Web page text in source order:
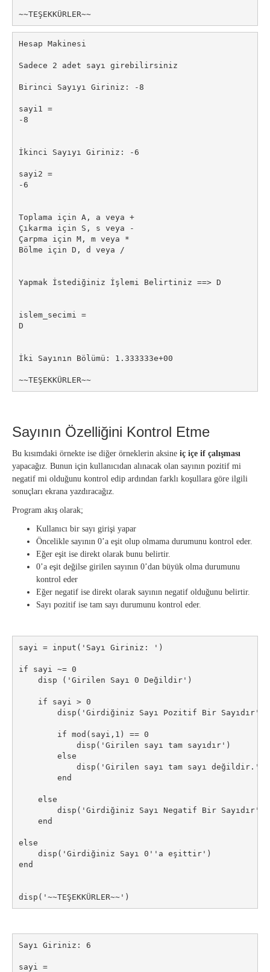
~~TEŞEKKÜRLER~~
Hesap Makinesi
Sadece 2 adet sayı girebilirsiniz
Birinci Sayıyı Giriniz: -8
sayi1 =
-8
İkinci Sayıyı Giriniz: -6
sayi2 =
-6
Toplama için A, a veya +
Çıkarma için S, s veya -
Çarpma için M, m veya *
Bölme için D, d veya /
Yapmak İstediğiniz İşlemi Belirtiniz ==> D
islem_secimi =
D
İki Sayının Bölümü: 1.333333e+00
~~TEŞEKKÜRLER~~
Sayının Özelliğini Kontrol Etme
Bu kısımdaki örnekte ise diğer örneklerin aksine iç içe if çalışması
yapacağız. Bunun için kullanıcıdan alınacak olan sayının pozitif mi
negatif mi olduğunu kontrol edip ardından farklı koşullara göre ilgili
sonuçları ekrana yazdıracağız.
Program akış olarak;
Kullanıcı bir sayı girişi yapar
Öncelikle sayının 0’a eşit olup olmama durumunu kontrol eder.
Eğer eşit ise direkt olarak bunu belirtir.
0’a eşit değilse girilen sayının 0’dan büyük olma durumunu
kontrol eder
Eğer negatif ise direkt olarak sayının negatif olduğunu belirtir.
Sayı pozitif ise tam sayı durumunu kontrol eder.
sayi = input('Sayı Giriniz: ')
if sayi ~= 0
disp ('Girilen Sayı 0 Değildir')
if sayi > 0
disp('Girdiğiniz Sayı Pozitif Bir Sayıdır')
if mod(sayi,1) == 0
disp('Girilen sayı tam sayıdır')
else
disp('Girilen sayı tam sayı değildir.')
end
else
disp('Girdiğiniz Sayı Negatif Bir Sayıdır')
end
else
disp('Girdiğiniz Sayı 0''a eşittir')
end
disp('~~TEŞEKKÜRLER~~')
Sayı Giriniz: 6
sayi =